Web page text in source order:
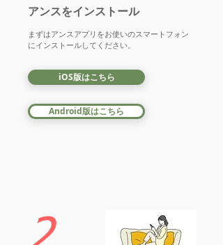
アンスをインストール
​まずはアンスアプリをお使いのスマートフォン
にインストールしてください。
iOS版はこちら
Android版はこちら